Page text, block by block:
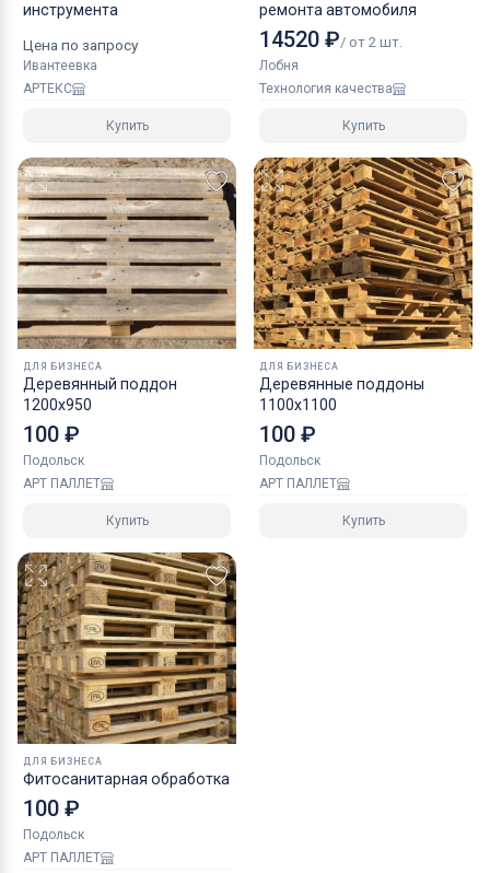
инструмента
Цена по запросу
Ивантеевка
АРТЕКС
Купить
ремонта автомобиля
14520 ₽/ от 2 шт.
Лобня
Технология качества
Купить
ДЛЯ БИЗНЕСА
Деревянный поддон
1200x950
100 ₽
Подольск
АРТ ПАЛЛЕТ
Купить
ДЛЯ БИЗНЕСА
Деревянные поддоны
1100х1100
100 ₽
Подольск
АРТ ПАЛЛЕТ
Купить
ДЛЯ БИЗНЕСА
Фитосанитарная обработка
100 ₽
Подольск
АРТ ПАЛЛЕТ